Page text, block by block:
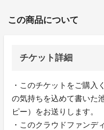
この商品について
チケット詳細
・このチケットをご購入
の気持ちを込めて書いた
ピー）をお送りします。
・このクラウドファンデ